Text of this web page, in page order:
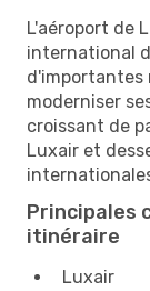
L'aéroport de
international
d'importantes
moderniser
croissant de
Luxair et
Principales
itinéraire
Luxair